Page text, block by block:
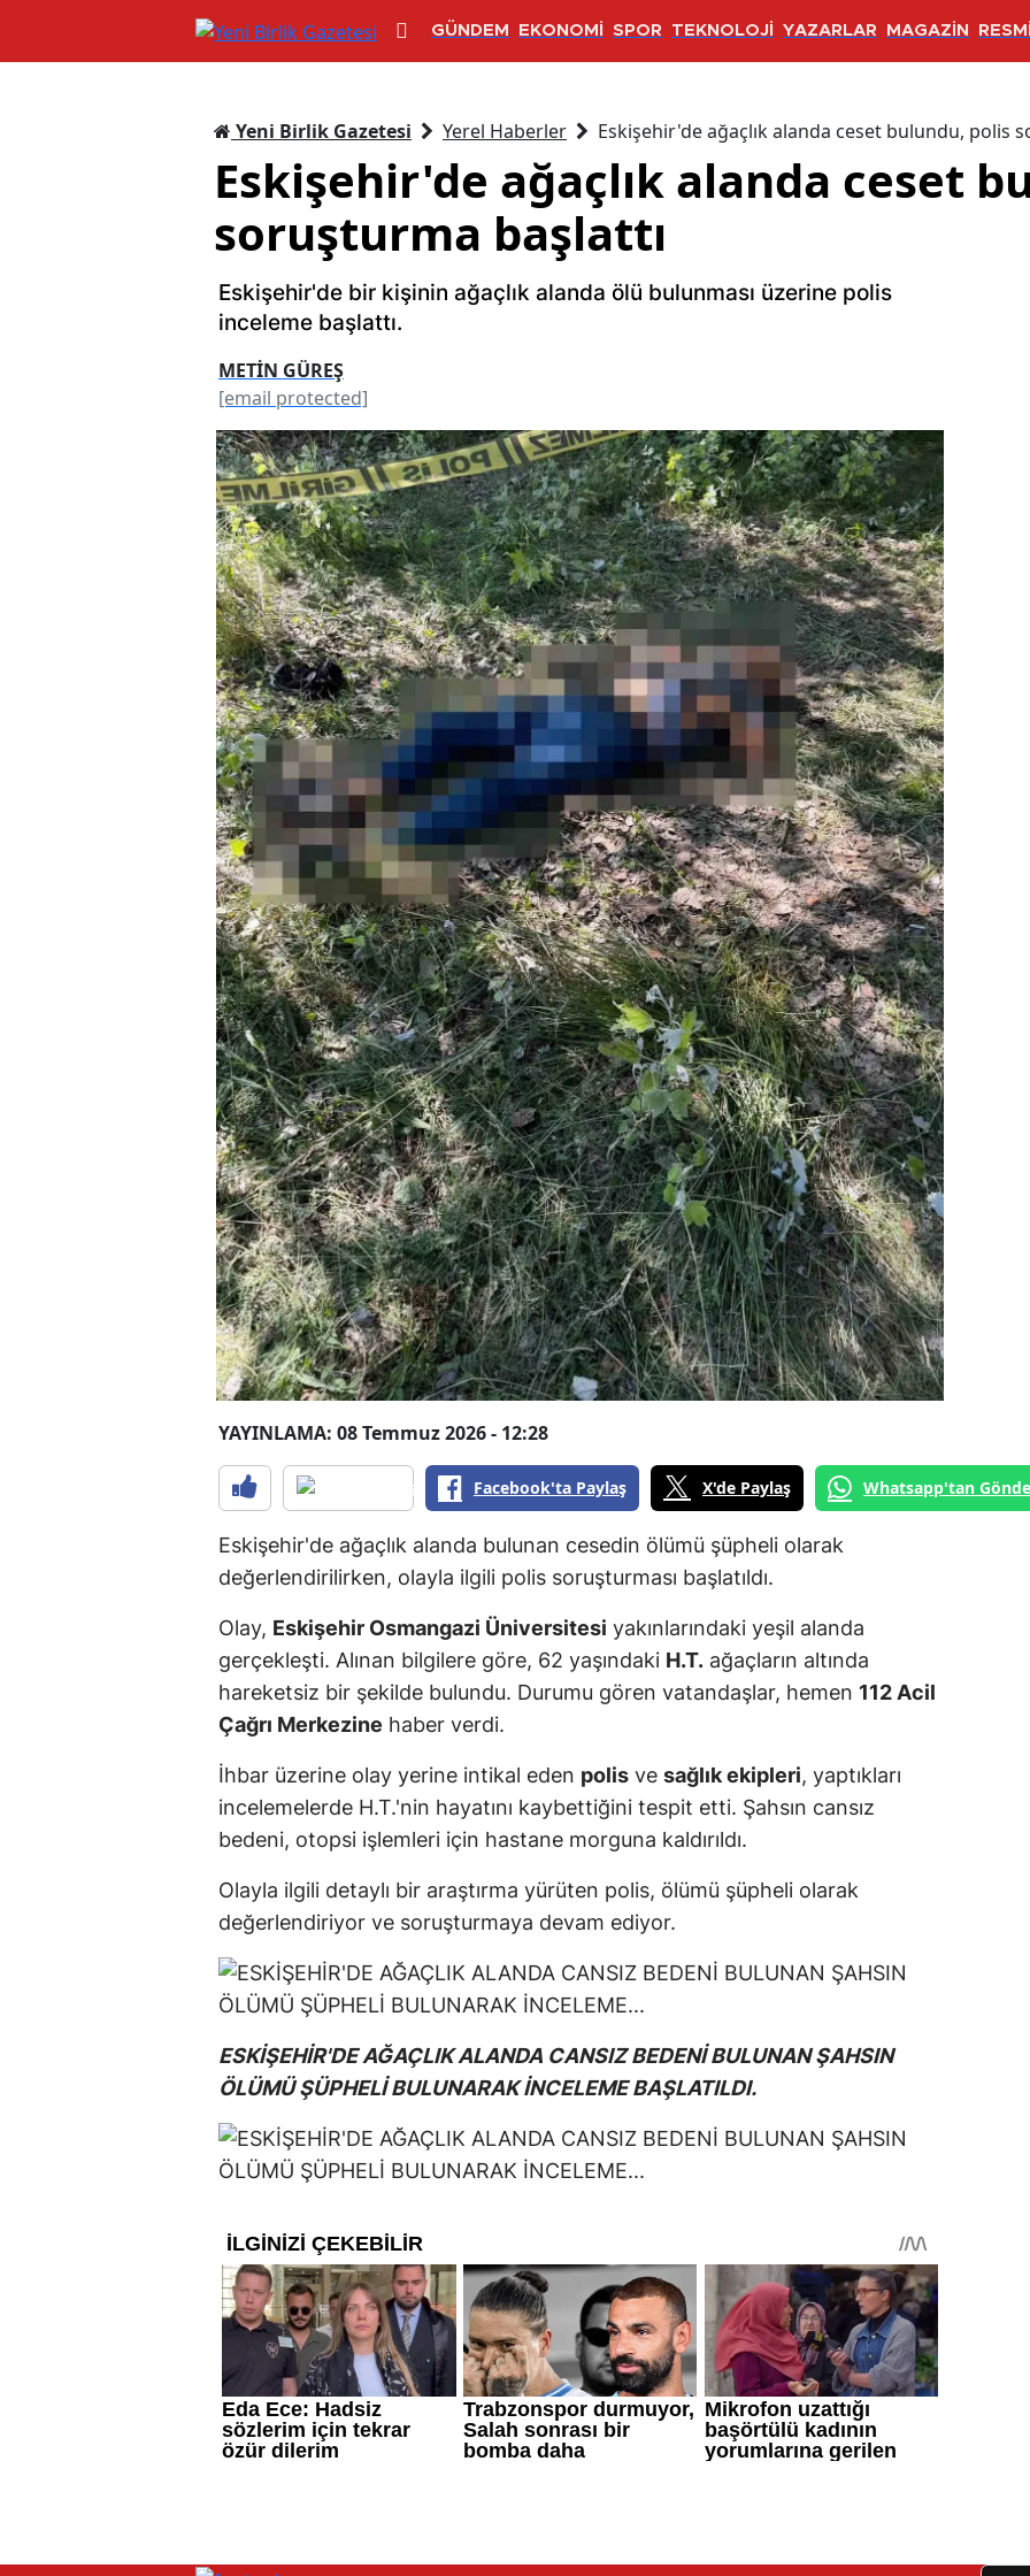
GÜNDEM EKONOMİ SPOR TEKNOLOJİ YAZARLAR MAGAZİN
Yeni Birlik Gazetesi Yerel Haberler Eskişehir'de ağaçlık alanda ceset bulundu, polis
Eskişehir'de ağaçlık alanda ceset
soruşturma başlattı
Eskişehir'de bir kişinin ağaçlık alanda ölü bulunması üzerine polis
inceleme başlattı.
METİN GÜREŞ
[email protected]
YAYINLAMA: 08 Temmuz 2026 - 12:28
Facebook'ta Paylaş X'de Paylaş Whatsapp'tan
Eskişehir'de ağaçlık alanda bulunan cesedin ölümü şüpheli olarak
değerlendirilirken, olayla ilgili polis soruşturması başlatıldı.
Olay, Eskişehir Osmangazi Üniversitesi yakınlarındaki yeşil alanda
gerçekleşti. Alınan bilgilere göre, 62 yaşındaki H.T. ağaçların altında
hareketsiz bir şekilde bulundu. Durumu gören vatandaşlar, hemen 112 Acil
Çağrı Merkezine haber verdi.
İhbar üzerine olay yerine intikal eden polis ve sağlık ekipleri, yaptıkları
incelemelerde H.T.'nin hayatını kaybettiğini tespit etti. Şahsın cansız
bedeni, otopsi işlemleri için hastane morguna kaldırıldı.
Olayla ilgili detaylı bir araştırma yürüten polis, ölümü şüpheli olarak
değerlendiriyor ve soruşturmaya devam ediyor.
ESKİŞEHİR'DE AĞAÇLIK ALANDA CANSIZ BEDENİ BULUNAN ŞAHSIN
ÖLÜMÜ ŞÜPHELİ BULUNARAK İNCELEME BAŞLATILDI.